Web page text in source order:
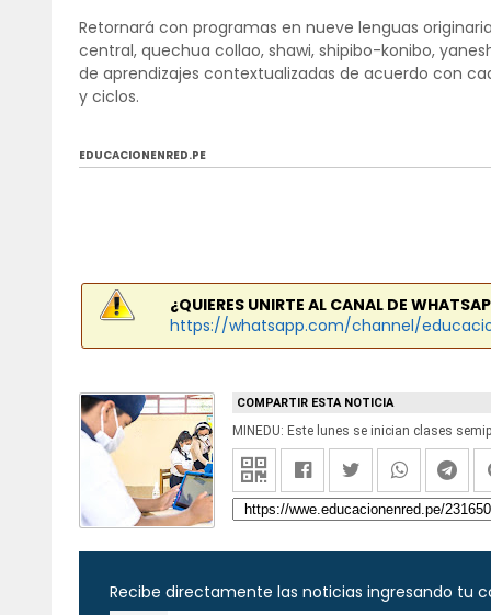
Retornará con programas en nueve lenguas
central, quechua collao, shawi, shipibo-konibo,
de aprendizajes contextualizadas de acuerdo con
y ciclos.
EDUCACIONENRED.PE
¿QUIERES UNIRTE AL CANAL DE
https://whatsapp.com/channel/
COMPARTIR ESTA NOTICIA
MINEDU: Este lunes se inician clases
Recibe directamente las noticias ingresando tu